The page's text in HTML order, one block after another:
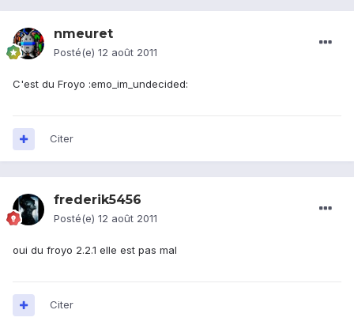
nmeuret
Posté(e) 12 août 2011
C'est du Froyo :emo_im_undecided:
Citer
frederik5456
Posté(e) 12 août 2011
oui du froyo 2.2.1 elle est pas mal
Citer